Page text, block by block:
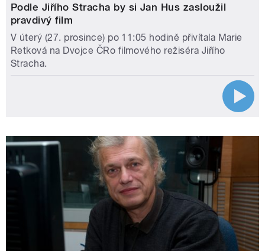
Podle Jiřího Stracha by si Jan Hus zasloužil
pravdivý film
V úterý (27. prosince) po 11:05 hodině přivítala Marie
Retková na Dvojce ČRo filmového režiséra Jiřího
Stracha.